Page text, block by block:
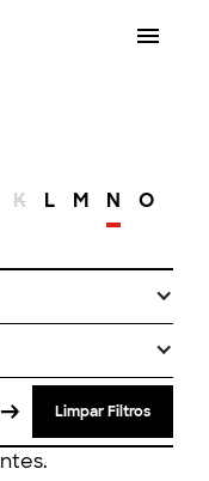
K L M N O
Limpar Filtros